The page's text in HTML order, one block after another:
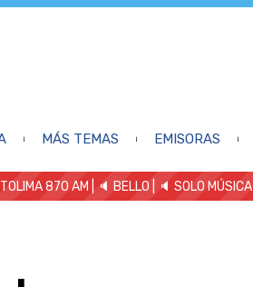
MÁS TEMAS EMISORAS
TOLIMA 870 AM | 🔈 BELLO 🔈 SOLO MÚSICA